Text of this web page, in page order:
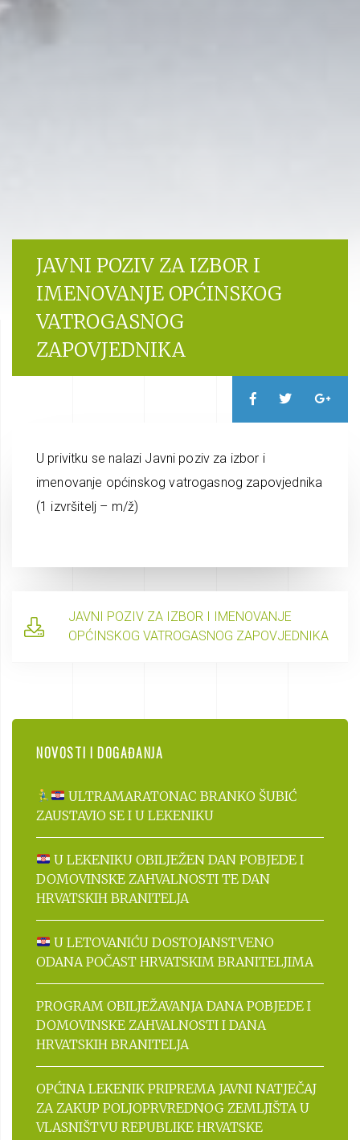
JAVNI POZIV ZA IZBOR I
IMENOVANJE OPĆINSKOG
VATROGASNOG
ZAPOVJEDNIKA
U privitku se nalazi Javni poziv za izbor i
imenovanje općinskog vatrogasnog zapovjednika
(1 izvršitelj – m/ž)
JAVNI POZIV ZA IZBOR I IMENOVANJE
OPĆINSKOG VATROGASNOG ZAPOVJEDNIKA
NOVOSTI I DOGAĐANJA
ULTRAMARATONAC BRANKO ŠUBIĆ
ZAUSTAVIO SE I U LEKENIKU
U LEKENIKU OBILJEŽEN DAN POBJEDE I
DOMOVINSKE ZAHVALNOSTI TE DAN
HRVATSKIH BRANITELJA
U LETOVANIĆU DOSTOJANSTVENO
ODANA POČAST HRVATSKIM BRANITELJIMA
PROGRAM OBILJEŽAVANJA DANA POBJEDE I
DOMOVINSKE ZAHVALNOSTI I DANA
HRVATSKIH BRANITELJA
OPĆINA LEKENIK PRIPREMA JAVNI NATJEČAJ
ZA ZAKUP POLJOPRVREDNOG ZEMLJIŠTA U
VLASNIŠTVU REPUBLIKE HRVATSKE